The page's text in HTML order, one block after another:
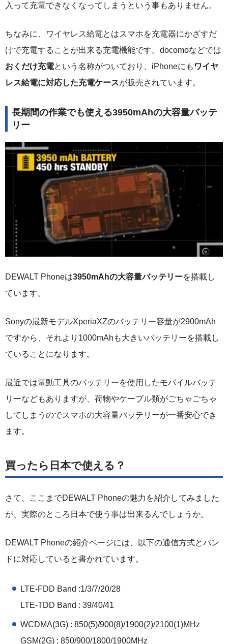
入って充電できなくなってしまうという事もありません。
ちなみに、ワイヤレス給電とはスマホを充電器にかざすだ
けで充電することが出来る充電機能です。docomoなどでは
おくだけ充電という名称がついており、iPhoneにも ワイヤ
レス給電に対応した充電ケースが販売されています。
長期間の作業でも使える3950mAhの大容量バッテ
リー
DEWALT Phoneは3950mAhの大容量バッテリーを搭載し
ています。
Sonyの最新モデルXperiaXZのバッテリー容量が2900mAh
ですから、それより1000mAhも大きいバッテリーを搭載し
ていることになります。
最近では電動工具のバッテリーを使用したモバイルバッテ
リーなどもありますが、荷物やケーブル類がごちゃごちゃ
してしまうのでスマホの大容量バッテリーが一番安心でき
ます。
買ったら日本で使える？
さて、ここまでDEWALT Phoneの魅力を紹介してみました
が、実際のところ日本で使う事は出来るんでしょうか。
DEWALT Phoneの紹介ページには、以下の通信方式とバン
ドに対応していると書かれています。
LTE-FDD Band :1/3/7/20/28
LTE-TDD Band : 39/40/41
WCDMA(3G) : 850(5)/900(8)/1900(2)/2100(1)MHz
GSM(2G) : 850/900/1800/1900MHz